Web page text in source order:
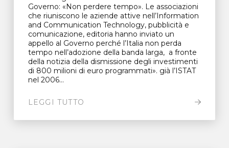
Governo: «Non perdere tempo». Le associazioni
che riuniscono le aziende attive nell’Information
and Communication Technology, pubblicità e
comunicazione, editoria hanno inviato un
appello al Governo perché l’Italia non perda
tempo nell’adozione della banda larga, a fronte
della notizia della dismissione degli investimenti
di 800 milioni di euro programmati». già l’ISTAT
nel 2006...
LEGGI TUTTO